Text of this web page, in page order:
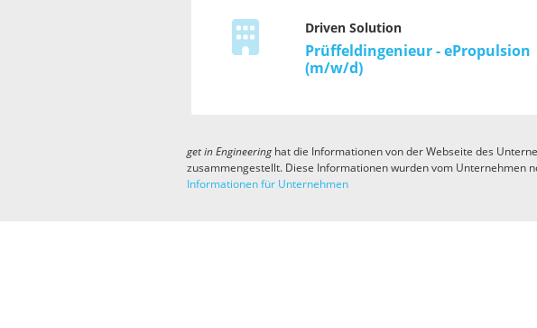
Driven Solution
Prüffeldingenieur - ePropulsion
(m/w/d)
get in Engineeringhat die Informationen von der Webseite des
zusammengestellt. Diese Informationen wurden vom Unternehmen
Informationen für Unternehmen